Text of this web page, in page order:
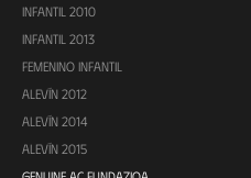
INFANTIL 2010
INFANTIL 2013
FEMENINO INFANTIL
ALEVÍN 2012
ALEVÍN 2014
ALEVÍN 2015